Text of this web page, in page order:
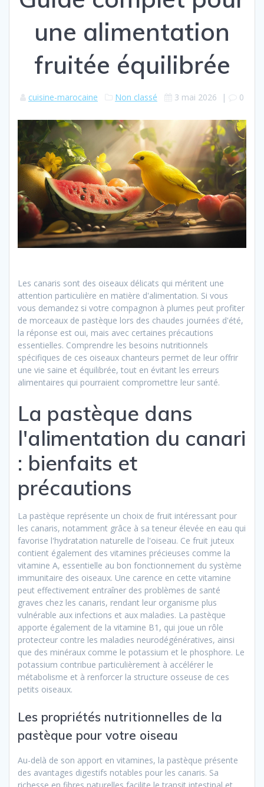
une alimentation
fruitée équilibrée
cuisine-marocaine Non classé 3 mai 2026 | 0
Les canaris sont des oiseaux délicats qui méritent une
attention particulière en matière d'alimentation. Si vous
vous demandez si votre compagnon à plumes peut profiter
de morceaux de pastèque lors des chaudes journées d'été,
la réponse est oui, mais avec certaines précautions
essentielles. Comprendre les besoins nutritionnels
spécifiques de ces oiseaux chanteurs permet de leur offrir
une vie saine et équilibrée, tout en évitant les erreurs
alimentaires qui pourraient compromettre leur santé.
La pastèque dans
l'alimentation du canari
: bienfaits et
précautions
La pastèque représente un choix de fruit intéressant pour
les canaris, notamment grâce à sa teneur élevée en eau qui
favorise l'hydratation naturelle de l'oiseau. Ce fruit juteux
contient également des vitamines précieuses comme la
vitamine A, essentielle au bon fonctionnement du système
immunitaire des oiseaux. Une carence en cette vitamine
peut effectivement entraîner des problèmes de santé
graves chez les canaris, rendant leur organisme plus
vulnérable aux infections et aux maladies. La pastèque
apporte également de la vitamine B1, qui joue un rôle
protecteur contre les maladies neurodégénératives, ainsi
que des minéraux comme le potassium et le phosphore. Le
potassium contribue particulièrement à accélérer le
métabolisme et à renforcer la structure osseuse de ces
petits oiseaux.
Les propriétés nutritionnelles de la
pastèque pour votre oiseau
Au-delà de son apport en vitamines, la pastèque présente
des avantages digestifs notables pour les canaris. Sa